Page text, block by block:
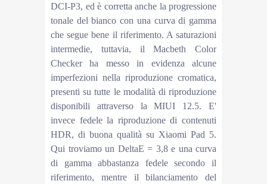
DCI-P3, ed è corretta anche la progressione
tonale del bianco con una curva di gamma
che segue bene il riferimento. A saturazioni
intermedie, tuttavia, il Macbeth Color
Checker ha messo in evidenza alcune
imperfezioni nella riproduzione cromatica,
presenti su tutte le modalità di riproduzione
disponibili attraverso la MIUI 12.5. E'
invece fedele la riproduzione di contenuti
HDR, di buona qualità su Xiaomi Pad 5.
Qui troviamo un DeltaE = 3,8 e una curva
di gamma abbastanza fedele secondo il
riferimento, mentre il bilanciamento del